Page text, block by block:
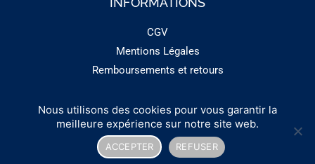
CGV
Mentions Légales
Remboursements et retours
Copyright 2025 - GUINEMENT
Nous utilisons des cookies pour vous garantir la
meilleure expérience sur notre site web.
ACCEPTER REFUSER